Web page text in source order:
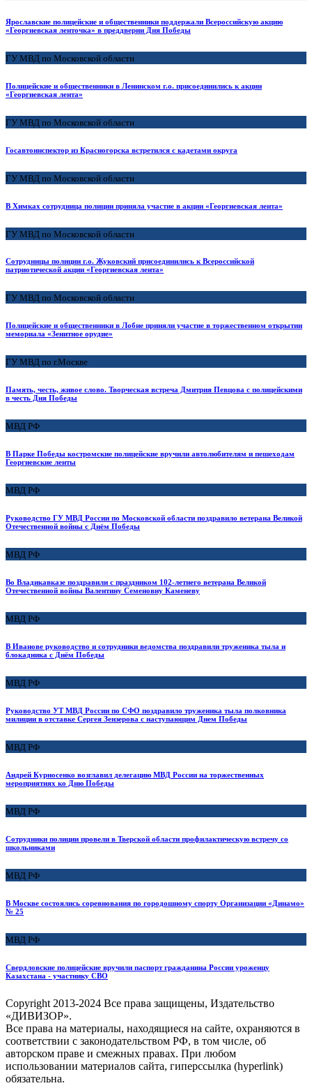
Ярославские полицейские и общественники поддержали Всероссийскую акцию
«Георгиевская ленточка» в преддверии Дня Победы
ГУ МВД по Московской области
Полицейские и общественники в Ленинском г.о. присоединились к акции
«Георгиевская лента»
ГУ МВД по Московской области
Госавтоинспектор из Красногорска встретился с кадетами округа
ГУ МВД по Московской области
В Химках сотрудница полиции приняла участие в акции «Георгиевская лента»
ГУ МВД по Московской области
Сотрудницы полиции г.о. Жуковский присоединились к Всероссийской
патриотической акции «Георгиевская лента»
ГУ МВД по Московской области
Полицейские и общественники в Лобне приняли участие в торжественном открытии
мемориала «Зенитное орудие»
ГУ МВД по г.Москве
Память, честь, живое слово. Творческая встреча Дмитрия Певцова с полицейскими
в честь Дня Победы
МВД РФ
В Парке Победы костромские полицейские вручили автолюбителям и пешеходам
Георгиевские ленты
МВД РФ
Руководство ГУ МВД России по Московской области поздравило ветерана Великой
Отечественной войны с Днём Победы
МВД РФ
Во Владикавказе поздравили с праздником 102-летнего ветерана Великой
Отечественной войны Валентину Семеновну Каменеву
МВД РФ
В Иванове руководство и сотрудники ведомства поздравили труженика тыла и
блокадника с Днём Победы
МВД РФ
Руководство УТ МВД России по СФО поздравило труженика тыла полковника
милиции в отставке Сергея Зензерова с наступающим Днем Победы
МВД РФ
Андрей Курносенко возглавил делегацию МВД России на торжественных
мероприятиях ко Дню Победы
МВД РФ
Сотрудники полиции провели в Тверской области профилактическую встречу со
школьниками
МВД РФ
В Москве состоялись соревнования по городошному спорту Организации «Динамо»
№ 25
МВД РФ
Свердловские полицейские вручили паспорт гражданина России уроженцу
Казахстана - участнику СВО
Copyright 2013-2024 Все права защищены, Издательство
«ДИВИЗОР».
Все права на материалы, находящиеся на сайте, охраняются в
соответствии с законодательством РФ, в том числе, об
авторском праве и смежных правах. При любом
использовании материалов сайта, гиперссылка (hyperlink)
обязательна.